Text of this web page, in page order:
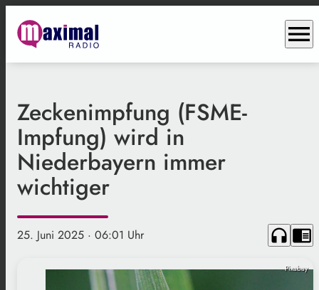
menu
Zeckenimpfung (FSME-
Impfung) wird in
Niederbayern immer
wichtiger
25. Juni 2025 · 06:01 Uhr headphones chrome_reader_mode
Pixabay